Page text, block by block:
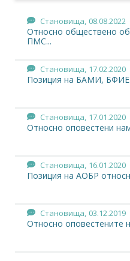
Становища, 08.08.2022
Относно обществено
ПМС...
Становища, 17.02.2020
Позиция на БАМИ,
Становища, 17.01.2020
Относно оповестени
Становища, 16.01.2020
Позиция на АОБР
Становища, 03.12.2019
Относно оповестените